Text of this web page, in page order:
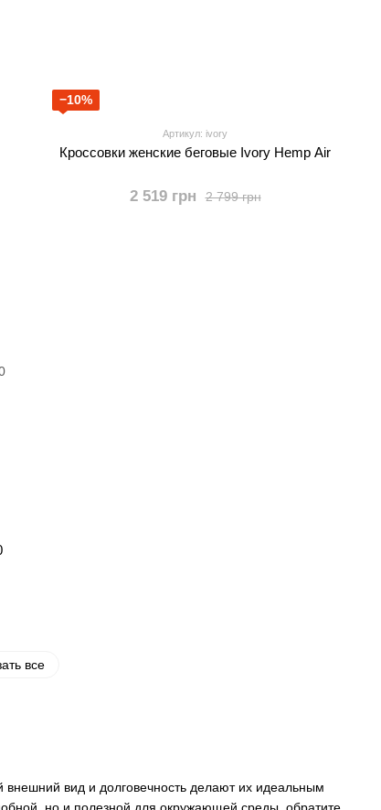
вид и долговечность делают их идеальным
−10%
Артикул: ivory
Кроссовки женские беговые Ivory Hemp Air
2 799 грн
2 519 грн
все